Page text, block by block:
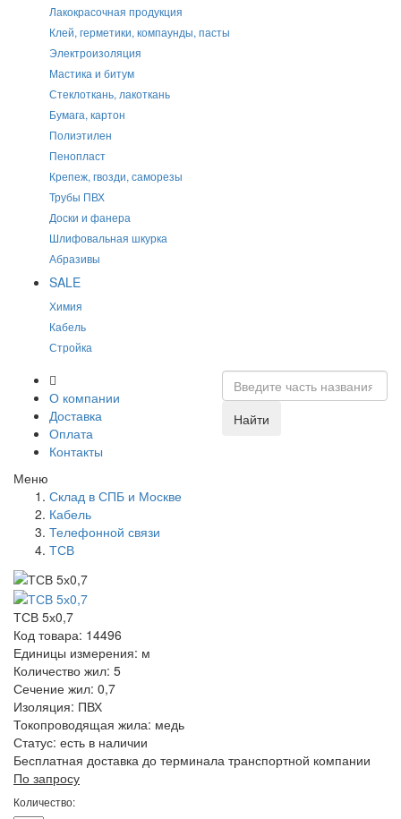
Лакокрасочная продукция
Клей, герметики, компаунды, пасты
Электроизоляция
Мастика и битум
Стеклоткань, лакоткань
Бумага, картон
Полиэтилен
Пенопласт
Крепеж, гвозди, саморезы
Трубы ПВХ
Доски и фанера
Шлифовальная шкурка
Абразивы
SALE
Химия
Кабель
Стройка
О компании
Доставка
Оплата
Контакты
Найти
Меню
Склад в СПБ и Москве
Кабель
Телефонной связи
ТСВ
ТСВ 5х0,7
Код товара: 14496
Единицы измерения: м
Количество жил: 5
Сечение жил: 0,7
Изоляция: ПВХ
Токопроводящая жила: медь
Статус: есть в наличии
Бесплатная доставка до терминала транспортной компании
По запросу
Количество: